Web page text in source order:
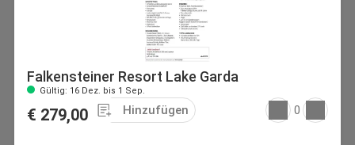
Falkensteiner Resort Lake Garda
Gültig: 16 Dez. bis 1 Sep.
€ 279,00 Hinzufügen 0